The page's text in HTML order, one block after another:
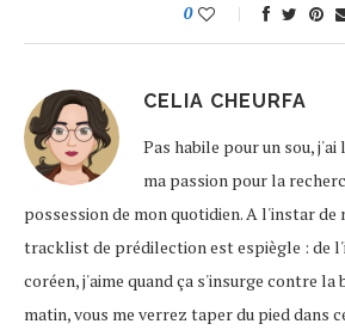
0
CELIA CHEURFA
Pas habile pour un sou,
ma passion pour la
possession de mon quotidien. A l'instar de
tracklist de prédilection est espiègle : de
coréen, j'aime quand ça s'insurge contre la
matin, vous me verrez taper du pied dans